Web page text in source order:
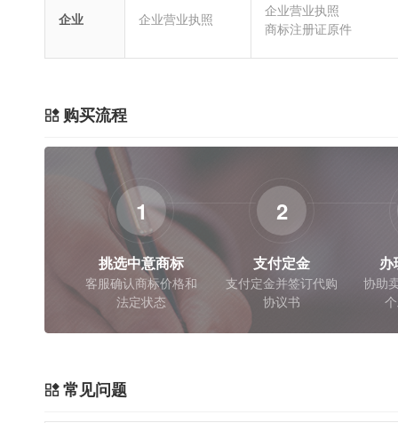
企业 企业营业执照
企业营业执照
商标注册证原件
购买流程
1
挑选中意商标
客服确认商标价格和
法定状态
2
支付定金
支付定金并签订代购
协议书
办
协助
常见问题